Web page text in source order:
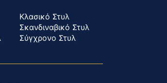
Κλασικό Στυλ
Σκανδιναβικό Στυλ
Σύγχρονο Στυλ